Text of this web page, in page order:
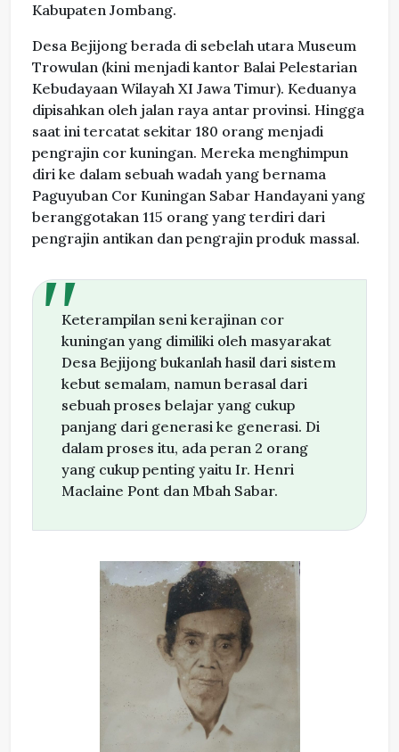
Kabupaten Jombang.
Desa Bejijong berada di sebelah utara Museum
Trowulan (kini menjadi kantor Balai Pelestarian
Kebudayaan Wilayah XI Jawa Timur). Keduanya
dipisahkan oleh jalan raya antar provinsi. Hingga
saat ini tercatat sekitar 180 orang menjadi
pengrajin cor kuningan. Mereka menghimpun
diri ke dalam sebuah wadah yang bernama
Paguyuban Cor Kuningan Sabar Handayani yang
beranggotakan 115 orang yang terdiri dari
pengrajin antikan dan pengrajin produk massal.
Keterampilan seni kerajinan cor
kuningan yang dimiliki oleh masyarakat
Desa Bejijong bukanlah hasil dari sistem
kebut semalam, namun berasal dari
sebuah proses belajar yang cukup
panjang dari generasi ke generasi. Di
dalam proses itu, ada peran 2 orang
yang cukup penting yaitu Ir. Henri
Maclaine Pont dan Mbah Sabar.